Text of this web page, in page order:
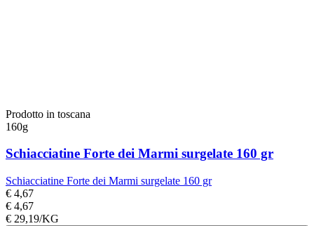
Prodotto in toscana
160g
Schiacciatine Forte dei Marmi surgelate 160 gr
Schiacciatine Forte dei Marmi surgelate 160 gr
€ 4,67
€ 4,67
€ 29,19/KG